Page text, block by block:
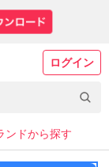
ログイン
ンドから探す